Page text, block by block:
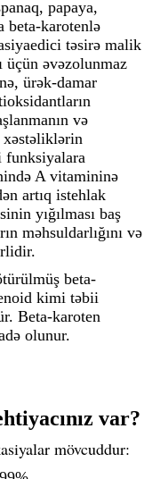
papaya,
beta-karotenlə
təsirə malik
üçün əvəzolunmaz
ürək-damar
və
xəstəliklərin
funksiyalara
A vitamininə
artıq istehlak
yığılması baş
məhsuldarlığını və
beta-
kimi təbii
Beta-karoten
olunur.
var?
mövcuddur: